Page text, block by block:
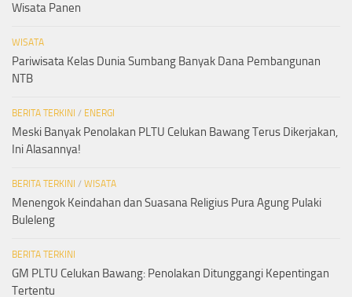
Wisata Panen
WISATA
Pariwisata Kelas Dunia Sumbang Banyak Dana Pembangunan
NTB
BERITA TERKINI / ENERGI
Meski Banyak Penolakan PLTU Celukan Bawang Terus Dikerjakan,
Ini Alasannya!
BERITA TERKINI / WISATA
Menengok Keindahan dan Suasana Religius Pura Agung Pulaki
Buleleng
BERITA TERKINI
GM PLTU Celukan Bawang: Penolakan Ditunggangi Kepentingan
Tertentu